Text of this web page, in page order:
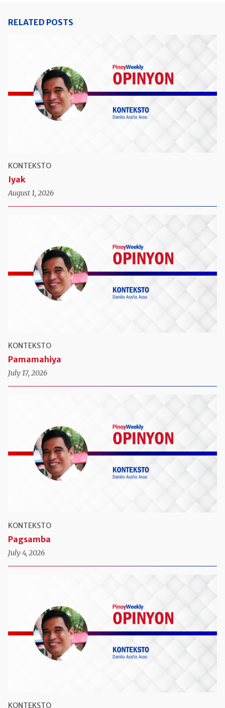
RELATED POSTS
KONTEKSTO
Iyak
August 1, 2026
KONTEKSTO
Pamamahiya
July 17, 2026
KONTEKSTO
Pagsamba
July 4, 2026
KONTEKSTO